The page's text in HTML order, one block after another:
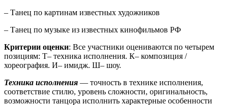
– Танец по картинам известных художников
– Танец по музыке из известных кинофильмов РФ
Критерии оценки: Все участники оцениваются по четырем
позициям: Т– техника исполнения. К– композиция /
хореография. И– имидж. Ш– шоу.
Техника исполнения — точность в технике исполнения,
соответствие стилю, уровень сложности, оригинальность,
возможности танцора исполнить характерные особенности